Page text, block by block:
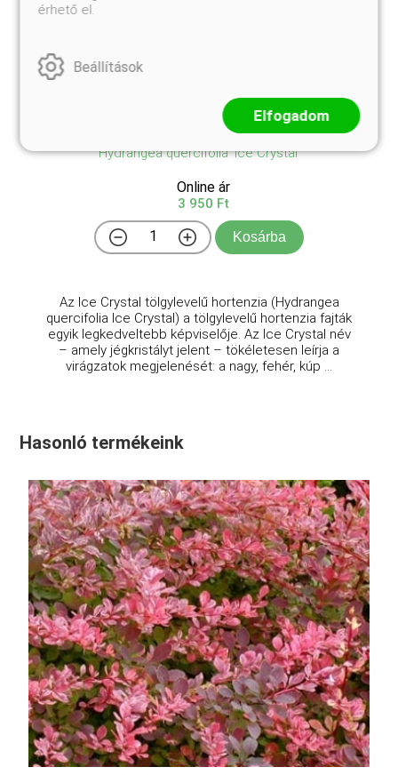
Ice Crystal tölgylevelű hortenzia
Hydrangea quercifolia 'Ice Crystal'
Online ár
3 950 Ft
Kosárba
Az Ice Crystal tölgylevelű hortenzia (Hydrangea
quercifolia Ice Crystal) a tölgylevelű hortenzia fajták
egyik legkedveltebb képviselője. Az Ice Crystal név
– amely jégkristályt jelent – tökéletesen leírja a
virágzatok megjelenését: a nagy, fehér, kúp ...
Hasonló termékeink
érhető el.
Beállítások
Elfogadom